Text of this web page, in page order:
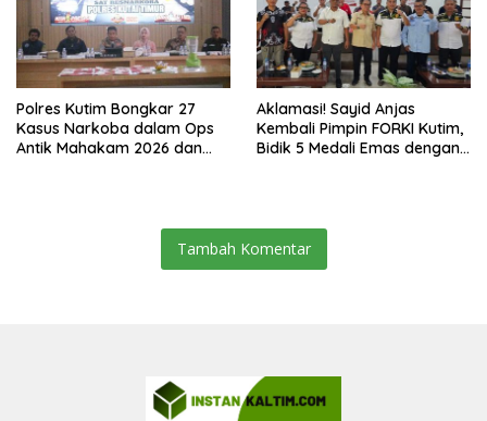
Polres Kutim Bongkar 27
Kasus Narkoba dalam Ops
Antik Mahakam 2026 dan
Aklamasi! Sayid Anjas
Kembali Pimpin FORKI Kutim,
Bidik 5 Medali Emas dengan
Tambah Komentar